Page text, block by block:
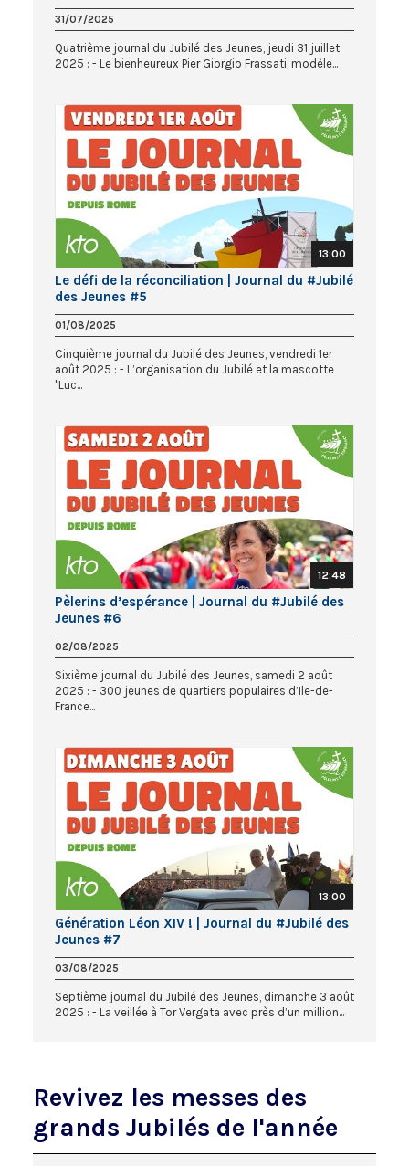
31/07/2025
Quatrième journal du Jubilé des Jeunes, jeudi 31 juillet
2025 : - Le bienheureux Pier Giorgio Frassati, modèle...
13:00
Le défi de la réconciliation | Journal du #Jubilé
des Jeunes #5
01/08/2025
Cinquième journal du Jubilé des Jeunes, vendredi 1er
août 2025 : - L’organisation du Jubilé et la mascotte
"Luc...
12:48
Pèlerins d’espérance | Journal du #Jubilé des
Jeunes #6
02/08/2025
Sixième journal du Jubilé des Jeunes, samedi 2 août
2025 : - 300 jeunes de quartiers populaires d’Ile-de-
France...
13:00
Génération Léon XIV ! | Journal du #Jubilé des
Jeunes #7
03/08/2025
Septième journal du Jubilé des Jeunes, dimanche 3 août
2025 : - La veillée à Tor Vergata avec près d’un million...
Revivez les messes des
grands Jubilés de l'année